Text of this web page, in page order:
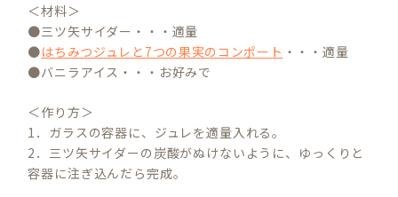
＜材料＞
●三ツ矢サイダー・・・適量
●はちみつジュレと7つの果実のコンポート ・・・適量
●バニラアイス・・・お好みで
＜作り方＞
1．ガラスの容器に、ジュレを適量入れる。
2．三ツ矢サイダーの炭酸がぬけないように、ゆっくりと
容器に注ぎ込んだら完成。